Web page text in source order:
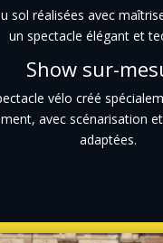
sol réalisées avec
un spectacle élégant et
Show sur-
vélo créé
avec scénarisation
adaptées.